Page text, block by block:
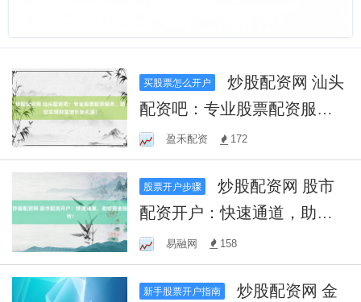
买股票怎么开户
炒股配资网 汕头
配资吧：专业股票配资服
务，助您实现财富增长新机
遇！
盈禾配资 172
股票开户步骤
炒股配资网 股市
配资开户：快速通道，助您
掘金股市！
易融网 158
新手股票开户指南
炒股配资网 金